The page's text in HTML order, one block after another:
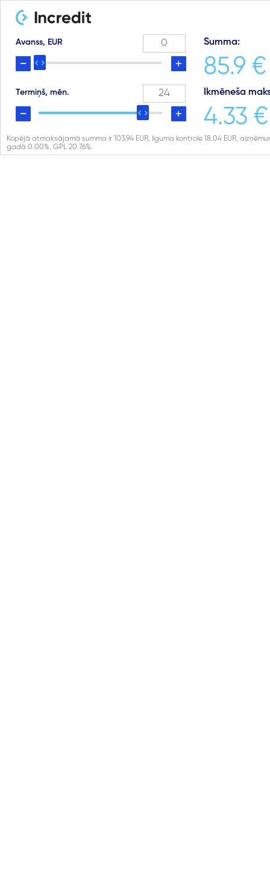
Avanss, EUR
Termiņš, mēn.
Summa:
85.9 €
Ikmēneša
4.33 €
Kopējā atmaksājamā summa ir 103.94 EUR, līguma kontrole 18.04 EUR,
gadā 0.00%, GPL 20.76%.